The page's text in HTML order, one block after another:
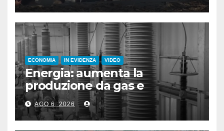
ECONOMIA IN EVIDENZA VIDEO
Energia: aumenta la
produzione da gas e
fotovoltaico
AGO 6, 2026